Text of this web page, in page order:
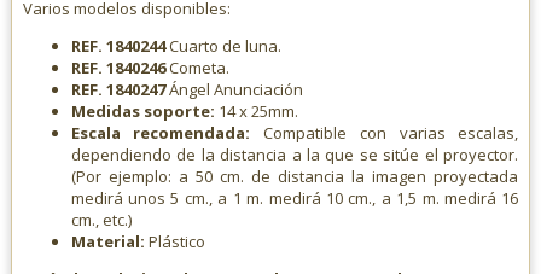
Varios modelos disponibles:
REF. 1840244Cuarto de luna.
REF. 1840246Cometa.
REF. 1840247Ángel Anunciación
Medidas soporte: 14 x 25mm.
Escala recomendada:Compatible con varias escalas,
dependiendo de la distancia a la que se sitúe el proyector.
(Por ejemplo: a 50 cm. de distancia la imagen proyectada
medirá unos 5 cm., a 1 m. medirá 10 cm., a 1,5 m. medirá 16
cm., etc.)
Material: Plástico